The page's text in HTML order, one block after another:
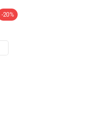
-20%